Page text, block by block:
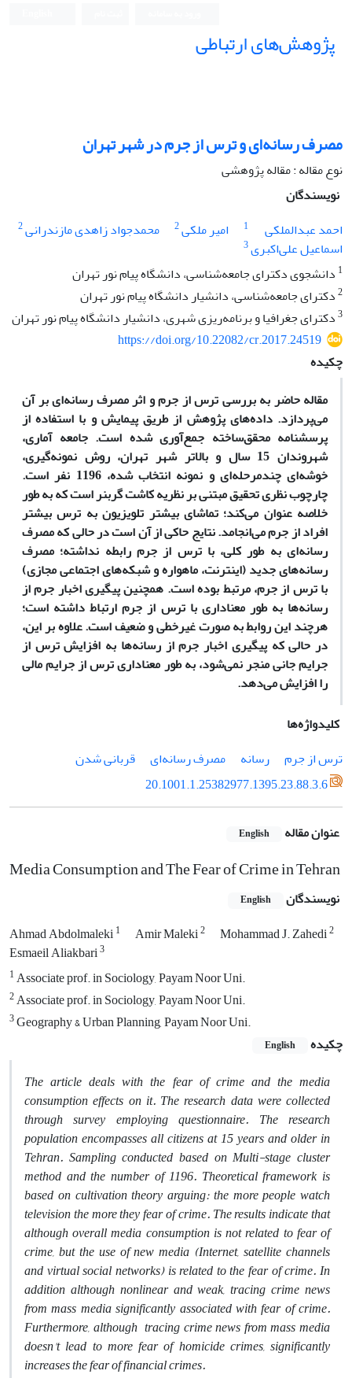
پژوهش‌های ارتباطی
مصرف رسانه‌ای و ترس از جرم در شهر تهران
نوع مقاله : مقاله پژوهشی
نویسندگان
احمد عبدالملکی
1 امیر ‌ملکی2 محمدجواد زاهدی مازندرانی2
اسماعیل علی‌اکبری3
1 دانشجوی دکترای جامعه‌شناسی، دانشگاه پیام نور تهران
2دکترای جامعه‌شناسی، دانشیار دانشگاه پیام نور تهران
3دکترای جغرافیا و برنامه‌ریزی شهری، دانشیار دانشگاه پیام نور تهران
https://doi.org/10.22082/cr.2017.24519
چکیده
مقاله حاضر به بررسی ترس از جرم و اثر مصرف رسانه‌ای بر آن
می‌پردازد. داده‌های پژوهش از طریق پیمایش و با استفاده از
پرسشنامه محقق‌ساخته جمع‌آوری شده است. جامعه آماری،
شهروندان 15 سال و بالاتر شهر تهران، روش نمونه‌گیری،
خوشه‌ای چندمرحله‌ای و نمونه انتخاب شده، 1196 نفر است.
چارچوب نظری تحقیق مبتنی بر نظریه کاشت گربنر است که به طور
خلاصه عنوان می‌کند؛ تماشای بیشتر تلویزیون به ترس بیشتر
افراد از جرم می‌انجامد. نتایج حاکی از آن است در حالی ‌که مصرف
رسانه‌ای به طور کلی، با ترس از جرم رابطه نداشته؛ مصرف
رسانه‌های جدید (اینترنت، ماهواره و شبکه‌های اجتماعی مجازی)
با ترس از جرم، مرتبط بوده است. همچنین پیگیری اخبار جرم از
رسانه‌ها به طور معناداری با ترس از جرم ارتباط داشته است؛
هرچند این روابط به صورت غیرخطی و ضعیف است. علاوه بر این،
در حالی‌ که پیگیری اخبار جرم از رسانه‌ها به افزایش ترس از
جرایم جانی منجر نمی‌شود، به طور معناداری ترس از جرایم مالی
را افزایش می‌دهد.
کلیدواژه‌ها
ترس از جرم
رسانه مصرف رسانه‌ای
قربانی شدن
20.1001.1.25382977.1395.23.88.3.6
عنوان مقاله English
Media Consumption and The Fear of Crime in Tehran
نویسندگان English
Ahmad Abdolmaleki1 Amir Maleki2 Mohammad J. Zahedi2
Esmaeil Aliakbari3
1Associate prof. in Sociology, Payam Noor Uni.
2Associate prof. in Sociology, Payam Noor Uni.
3Geography & Urban Planning, Payam Noor Uni.
چکیده
English
The article deals with the fear of crime and the media
consumption effects on it. The research data were collected
through survey employing questionnaire. The research
population encompasses all citizens at 15 years and older in
Tehran. Sampling conducted based on Multi-stage cluster
method and the number of 1196. Theoretical framework is
based on cultivation theory arguing: the more people watch
television the more they fear of crime. The results indicate that
although overall media consumption is not related to fear of
crime, but the use of new media (Internet, satellite channels
and virtual social networks) is related to the fear of crime. In
addition although nonlinear and weak, tracing crime news
from mass media significantly associated with fear of crime.
Furthermore, although tracing crime news from mass media
doesn't lead to more fear of homicide crimes, significantly
increases the fear of financial crimes.